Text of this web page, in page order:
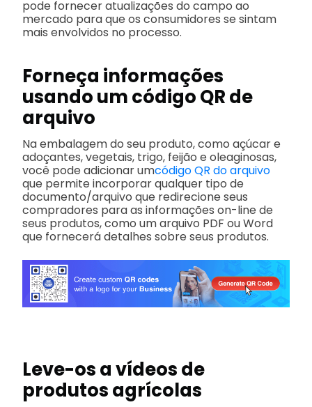
pode fornecer atualizações do campo ao
mercado para que os consumidores se sintam
mais envolvidos no processo.
Forneça informações
usando um código QR de
arquivo
Na embalagem do seu produto, como açúcar e
adoçantes, vegetais, trigo, feijão e oleaginosas,
você pode adicionar umcódigo QR do arquivo
que permite incorporar qualquer tipo de
documento/arquivo que redirecione seus
compradores para as informações on-line de
seus produtos, como um arquivo PDF ou Word
que fornecerá detalhes sobre seus produtos.
Leve-os a vídeos de
produtos agrícolas